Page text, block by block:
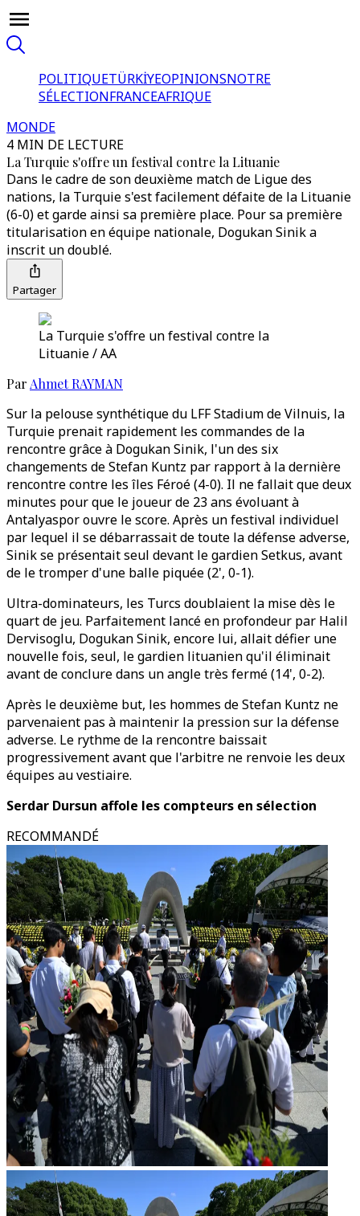
POLITIQUETÜRKİYEOPINIONSNOTRE
SÉLECTIONFRANCEAFRIQUE
MONDE
4 MIN DE LECTURE
La Turquie s'offre un festival contre la Lituanie
Dans le cadre de son deuxième match de Ligue des
nations, la Turquie s'est facilement défaite de la Lituanie
(6-0) et garde ainsi sa première place. Pour sa première
titularisation en équipe nationale, Dogukan Sinik a
inscrit un doublé.
Partager
La Turquie s'offre un festival contre la
Lituanie / AA
Par Ahmet RAYMAN
Sur la pelouse synthétique du LFF Stadium de Vilnuis, la
Turquie prenait rapidement les commandes de la
rencontre grâce à Dogukan Sinik, l'un des six
changements de Stefan Kuntz par rapport à la dernière
rencontre contre les îles Féroé (4-0). Il ne fallait que deux
minutes pour que le joueur de 23 ans évoluant à
Antalyaspor ouvre le score. Après un festival individuel
par lequel il se débarrassait de toute la défense adverse,
Sinik se présentait seul devant le gardien Setkus, avant
de le tromper d'une balle piquée (2', 0-1).
Ultra-dominateurs, les Turcs doublaient la mise dès le
quart de jeu. Parfaitement lancé en profondeur par Halil
Dervisoglu, Dogukan Sinik, encore lui, allait défier une
nouvelle fois, seul, le gardien lituanien qu'il éliminait
avant de conclure dans un angle très fermé (14', 0-2).
Après le deuxième but, les hommes de Stefan Kuntz ne
parvenaient pas à maintenir la pression sur la défense
adverse. Le rythme de la rencontre baissait
progressivement avant que l'arbitre ne renvoie les deux
équipes au vestiaire.
Serdar Dursun affole les compteurs en sélection
RECOMMANDÉ